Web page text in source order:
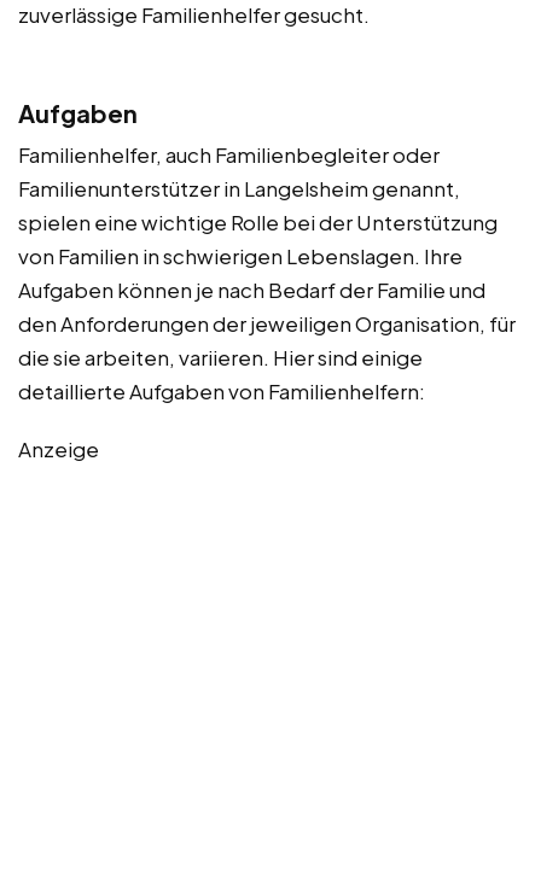
zuverlässige Familienhelfer gesucht.
Aufgaben
Familienhelfer, auch Familienbegleiter oder
Familienunterstützer in Langelsheim genannt,
spielen eine wichtige Rolle bei der Unterstützung
von Familien in schwierigen Lebenslagen. Ihre
Aufgaben können je nach Bedarf der Familie und
den Anforderungen der jeweiligen Organisation, für
die sie arbeiten, variieren. Hier sind einige
detaillierte Aufgaben von Familienhelfern:
Anzeige